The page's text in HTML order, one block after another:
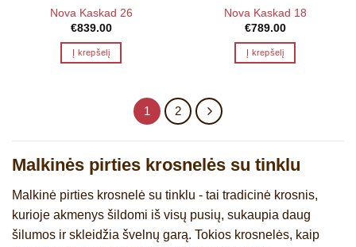
Nova Kaskad 26
€839.00
Į krepšelį
Nova Kaskad 18
€789.00
Į krepšelį
1 2
Malkinės pirties krosnelės su tinklu
Malkinė pirties krosnelė su tinklu - tai tradicinė krosnis,
kurioje akmenys šildomi iš visų pusių, sukaupia daug
šilumos ir skleidžia švelnų garą. Tokios krosnelės, kaip